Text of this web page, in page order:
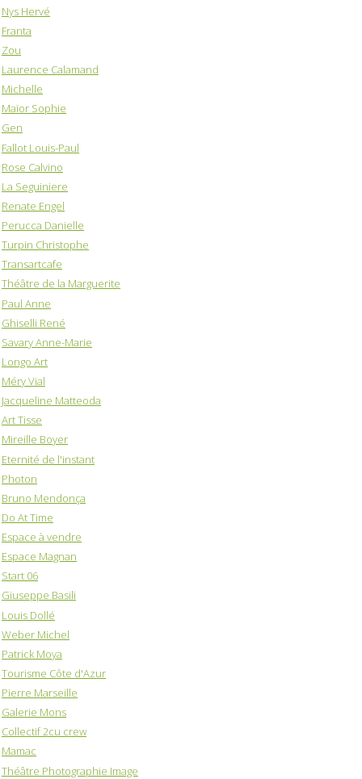
Nys Hervé
Franta
Zou
Laurence Calamand
Michelle
Maïor Sophie
Gen
Fallot Louis-Paul
Rose Calvino
La Seguiniere
Renate Engel
Perucca Danielle
Turpin Christophe
Transartcafe
Théâtre de la Marguerite
Paul Anne
Ghiselli René
Savary Anne-Marie
Longo Art
Méry Vial
Jacqueline Matteoda
Art Tisse
Mireille Boyer
Eternité de l'instant
Photon
Bruno Mendonça
Do At Time
Espace à vendre
Espace Magnan
Start 06
Giuseppe Basili
Louis Dollé
Weber Michel
Patrick Moya
Tourisme Côte d'Azur
Pierre Marseille
Galerie Mons
Collectif 2cu crew
Mamac
Théâtre Photographie Image